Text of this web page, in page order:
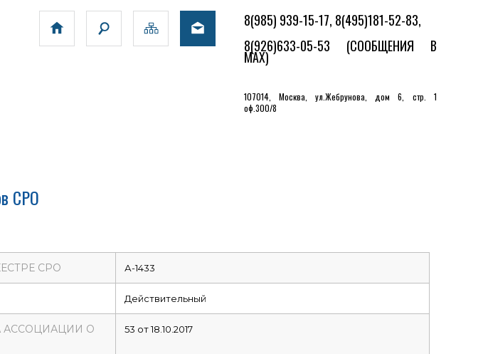
8(985) 939-15-17, 8(495)181-52-83,
8(926)633-05-53 (СООБЩЕНИЯ В
MAX)
107014, Москва, ул.Жебрунова, дом 6, стр. 1
оф.300/8
СРО
СРО А-1433
Действительный
АССОЦИАЦИИ О
53 от 18.10.2017